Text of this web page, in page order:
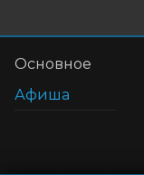
Основное
Афиша